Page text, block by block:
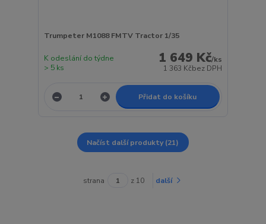
Trumpeter M1088 FMTV Tractor 1/35
1 649 Kč/ks
1 363 Kčbez DPH
K odeslání do týdne
> 5 ks
Přidat do košíku
Načíst další produkty (21)
strana z 10 další